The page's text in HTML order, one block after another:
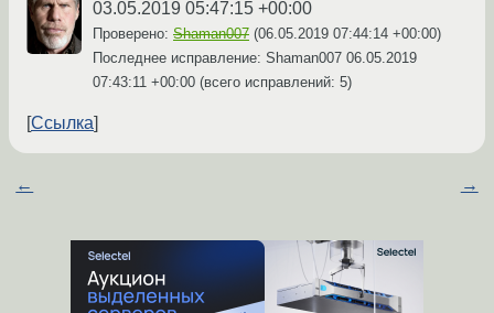
03.05.2019 05:47:15 +00:00
Проверено: Shaman007 (06.05.2019 07:44:14 +00:00)
Последнее исправление: Shaman007 06.05.2019
07:43:11 +00:00 (всего исправлений: 5)
Ссылка
← →